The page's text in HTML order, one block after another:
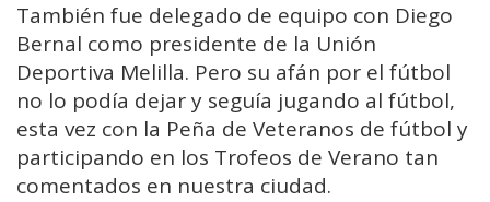
También fue delegado de equipo con Diego
Bernal como presidente de la Unión
Deportiva Melilla. Pero su afán por el fútbol
no lo podía dejar y seguía jugando al fútbol,
esta vez con la Peña de Veteranos de fútbol y
participando en los Trofeos de Verano tan
comentados en nuestra ciudad.